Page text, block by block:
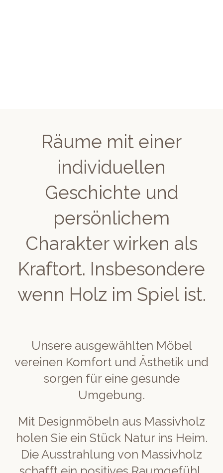
Räume mit einer
individuellen
Geschichte und
persönlichem
Charakter wirken als
Kraftort. Insbesondere
wenn Holz im Spiel ist.
Unsere ausgewählten Möbel
vereinen Komfort und Ästhetik und
sorgen für eine gesunde
Umgebung.
Mit Designmöbeln aus Massivholz
holen Sie ein Stück Natur ins Heim.
Die Ausstrahlung von Massivholz